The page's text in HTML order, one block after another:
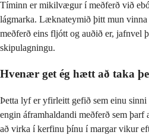
Tíminn er mikilvægur í meðferð við
lágmarka. Læknateymið þitt mun
meðferð eins fljótt og auðið er, jafnvel
skipulagningu.
Hvenær get ég hætt að taka
Þetta lyf er yfirleitt gefið sem einu sinni
engin áframhaldandi meðferð sem
að virka í kerfinu þínu í margar vikur